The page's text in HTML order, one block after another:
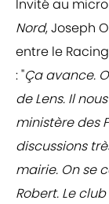
Invité au
Nord, Joseph
entre le
: "Ça avance.
de Lens. Il
ministère des
discussions
mairie. On se
Robert. Le